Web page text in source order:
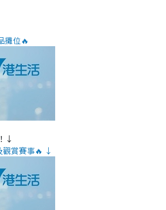
攤位🔥
↓
觀賞賽事🔥 ↓